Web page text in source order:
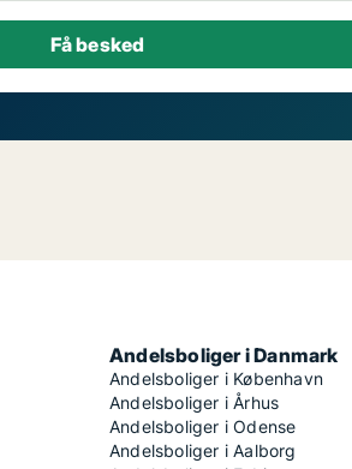
Andelsboliger i Danmark
Andelsboliger i København
Andelsboliger i Århus
Andelsboliger i Odense
Andelsboliger i Aalborg